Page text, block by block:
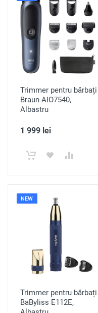
Trimmer pentru bărbați
Braun AIO7540,
Albastru
1 999 lei
NEW
Trimmer pentru bărbați
BaByliss E112E,